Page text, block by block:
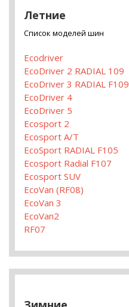
Летние
Список моделей шин
Ecodriver
EcoDriver 2 RADIAL 109
EcoDriver 3 RADIAL F109
EcoDriver 4
EcoDriver 5
Ecosport 2
Ecosport A/T
EcoSport RADIAL F105
Ecosport Radial F107
Ecosport SUV
EcoVan (RF08)
EcoVan 3
EcoVan2
RF07